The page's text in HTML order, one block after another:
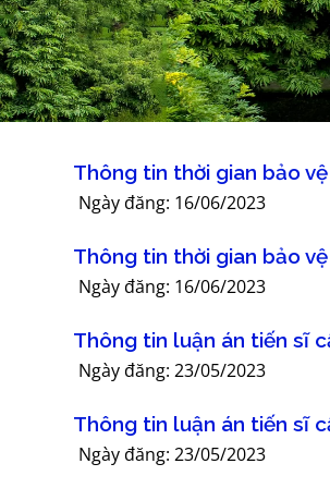
Thông tin thời gian bảo
Ngày đăng: 16/06/2023
Thông tin thời gian bảo
Ngày đăng: 16/06/2023
Thông tin luận án tiến sĩ
Ngày đăng: 23/05/2023
Thông tin luận án tiến sĩ
Ngày đăng: 23/05/2023